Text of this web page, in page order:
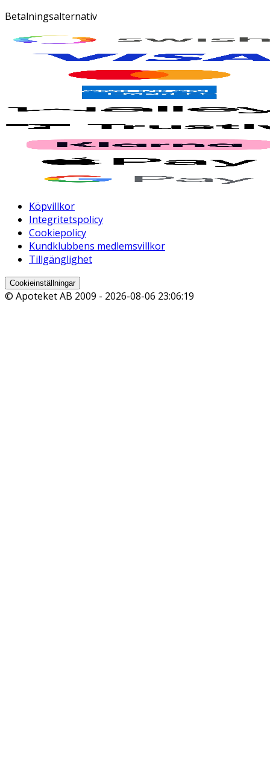
Betalningsalternativ
Köpvillkor
Integritetspolicy
Cookiepolicy
Kundklubbens medlemsvillkor
Tillgänglighet
Cookieinställningar
© Apoteket AB 2009 - 2026-08-06 23:06:19